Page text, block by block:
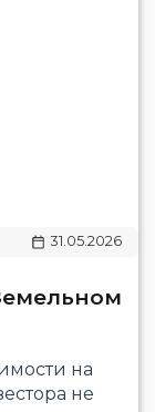
31.05.2026
на
не